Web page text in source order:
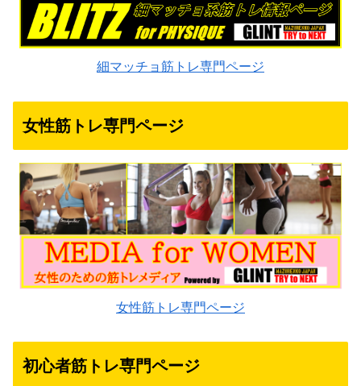
細マッチョ筋トレ専門ページ
女性筋トレ専門ページ
女性筋トレ専門ページ
初心者筋トレ専門ページ